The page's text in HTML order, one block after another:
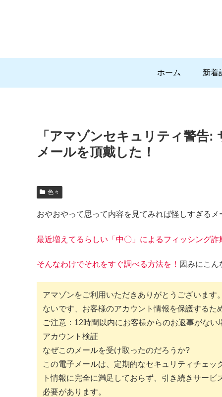
ホーム 新着
「アマゾンセキュリティ警告
メールを頂戴した！
色々
おやおやって思って内容を見てみれば怪しすぎるメ
最近増えてるらしい「中〇」によるフィッシング
そんなわけでそれをすぐ調べる方法を！ 因みにこん
アマゾンをご利用いただきありがとうございま
ないです、お客様のアカウント情報を保護するた
ご注意：12時間以内にお客様からのお返事がな
アカウント検証
なぜこのメールを受け取ったのだろうか?
この電子メールは、定期的なセキュリティチェ
ト情報に完全に満足しておらず、引き続きサー
必要があります。